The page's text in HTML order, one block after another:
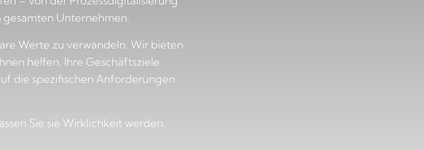
gesamten Unternehmen.
Werte zu verwandeln. Wir bieten
helfen, Ihre Geschäftsziele
die spezifischen Anforderungen
Sie sie Wirklichkeit werden.